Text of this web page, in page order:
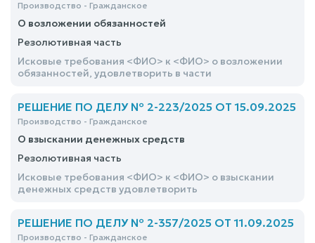
Производство - Гражданское
О возложении обязанностей
Резолютивная часть
Исковые требования <ФИО> к <ФИО> о возложении
обязанностей, удовлетворить в части
РЕШЕНИЕ ПО ДЕЛУ № 2-223/2025 ОТ 15.09.2025
Производство - Гражданское
О взыскании денежных средств
Резолютивная часть
Исковые требования <ФИО> к <ФИО> о взыскании
денежных средств удовлетворить
РЕШЕНИЕ ПО ДЕЛУ № 2-357/2025 ОТ 11.09.2025
Производство - Гражданское